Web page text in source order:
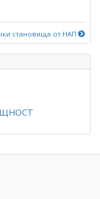
становища от НАП